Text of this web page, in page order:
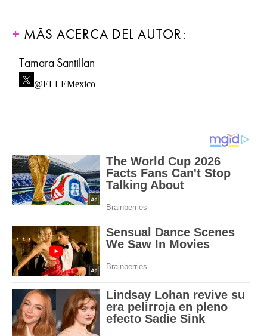
MÁS ACERCA DEL AUTOR:
Tamara Santillan
@ELLEMexico